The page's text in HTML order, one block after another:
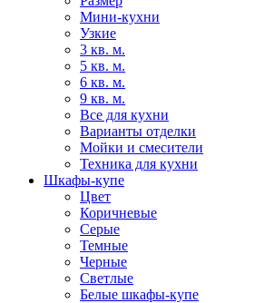
Мини-кухни
Узкие
3 кв. м.
5 кв. м.
6 кв. м.
9 кв. м.
Все для кухни
Варианты отделки
Мойки и смесители
Техника для кухни
Шкафы-купе
Цвет
Коричневые
Серые
Темные
Черные
Светлые
Белые шкафы-купе